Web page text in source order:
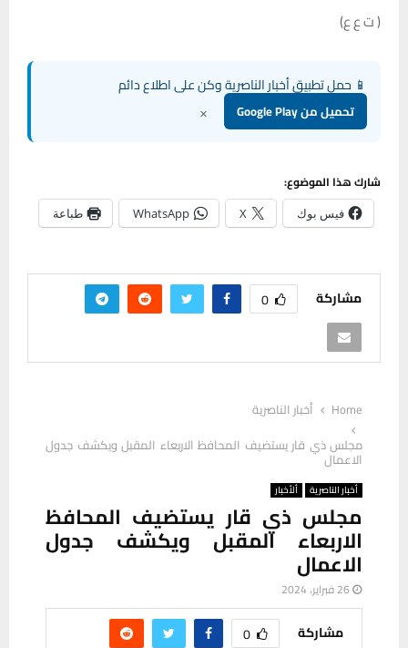
( ت ع ع)
📱 حمل تطبيق أخبار الناصرية وكن على اطلاع دائم
تحميل من Google Play ×
شارك هذا الموضوع:
فيس بوك X
WhatsApp طباعة
مشاركة 0
Home
أخبار الناصرية
مجلس ذي قار يستضيف المحافظ الاربعاء المقبل ويكشف جدول
الاعمال
أخبار الناصرية ألأخبار
مجلس ذي قار يستضيف المحافظ
الاربعاء المقبل ويكشف جدول
الاعمال
26 فبراير، 2024
مشاركة 0